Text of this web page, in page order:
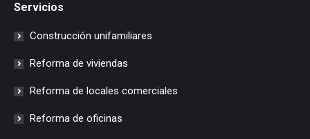
Servicios
Construcción unifamiliares
Reforma de viviendas
Reforma de locales comerciales
Reforma de oficinas